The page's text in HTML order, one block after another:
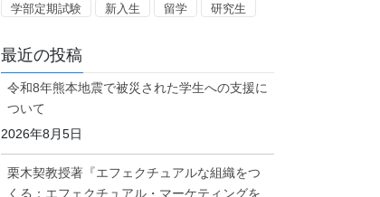
学部定期試験 新入生 留学 研究生
最近の投稿
令和8年熊本地震で被災された学生への支援に
ついて
2026年8月5日
栗木契教授著『エフェクチュアルな組織をつ
くる：エフェクチュアル・マーケティングを